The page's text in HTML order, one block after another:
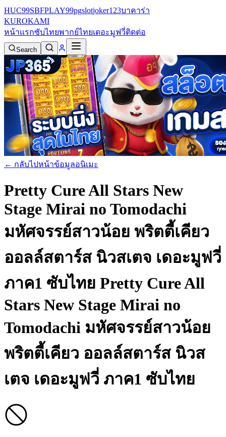
HUC99SBFPLAY99pgslotjoker123บาคาร่า
KUROKAMI
หน้าแรกซับไทยพากย์ไทยเดอะมูฟวี่ติดต่อ
Search
← กลับไปหน้าข้อมูลอนิเมะ
Pretty Cure All Stars New
Stage Mirai no Tomodachi
มหัศจรรย์สาวน้อย พริตตี้เคียว
ออลล์สตาร์ส นิวสเตจ เดอะมูฟวี่
ภาค1 ซับไทย Pretty Cure All
Stars New Stage Mirai no
Tomodachi มหัศจรรย์สาวน้อย
พริตตี้เคียว ออลล์สตาร์ส นิวส
เตจ เดอะมูฟวี่ ภาค1 ซับไทย